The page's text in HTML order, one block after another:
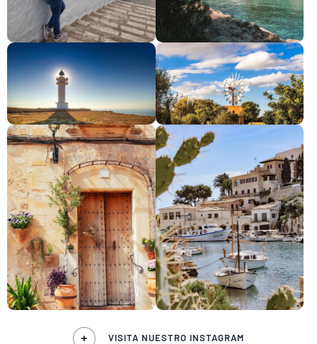
VISITA NUESTRO INSTAGRAM